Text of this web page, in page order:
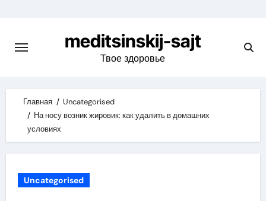
content
meditsinskij-sajt
Твое здоровье
Главная
Uncategorised
На носу возник жировик: как удалить в домашних
условиях
Uncategorised